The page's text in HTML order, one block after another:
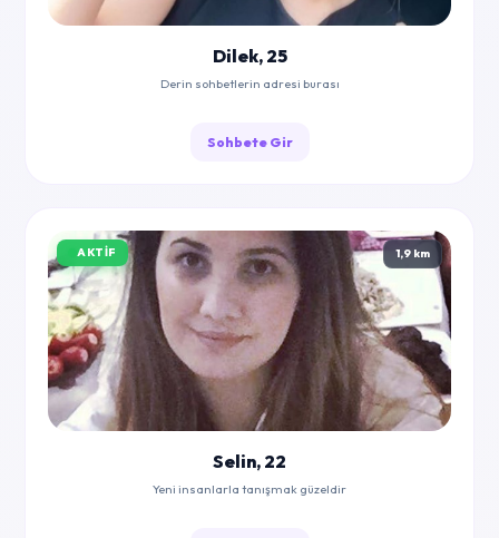
Dilek, 25
Derin sohbetlerin adresi burası
Sohbete Gir
AKTIF 1,9 km
Selin, 22
Yeni insanlarla tanışmak güzeldir